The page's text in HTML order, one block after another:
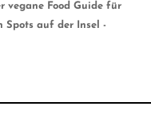
vegane Food Guide für
Spots auf der Insel -